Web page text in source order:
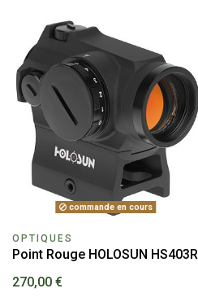
commande en cours
OPTIQUES
Point Rouge HOLOSUN HS403R
270,00 €